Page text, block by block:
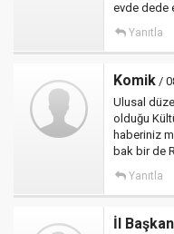
evde dede
Yanıtla
Komik /
Ulusal
olduğu
haberiniz
bak bir de
Yanıtla
İl